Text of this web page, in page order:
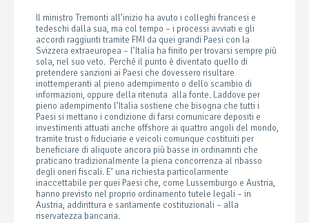
Il ministro Tremonti all’inizio ha avuto i colleghi francesi e
tedeschi dalla sua, ma col tempo – i processi avviati e gli
accordi raggiunti tramite FMI da quei grandi Paesi con la
Svizzera extraeuropea – l’Italia ha finito per trovarsi sempre più
sola, nel suo veto. Perché il punto è diventato quello di
pretendere sanzioni ai Paesi che dovessero risultare
inottemperanti al pieno adempimento o dello scambio di
informazioni, oppure della ritenuta alla fonte. Laddove per
pieno adempimento l’Italia sostiene che bisogna che tutti i
Paesi si mettano i condizione di farsi comunicare depositi e
investimenti attuati anche offshore ai quattro angoli del mondo,
tramite trust o fiduciarie e veicoli comunque costituiti per
beneficiare di aliquote ancora più basse in ordinamnti che
praticano tradizionalmente la piena concorrenza al ribasso
degli oneri fiscali. E’ una richiesta particolarmente
inaccettabile per quei Paesi che, come Lussemburgo e Austria,
hanno previsto nel proprio ordinamento tutele legali – in
Austria, addirittura e santamente costituzionali – alla
riservatezza bancaria.